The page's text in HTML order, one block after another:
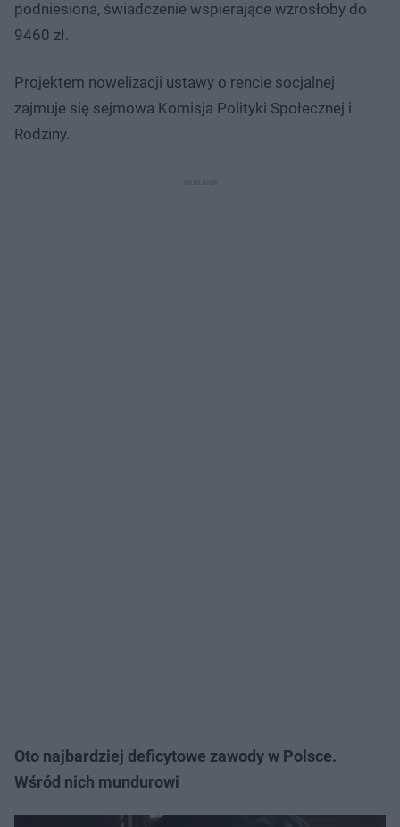
podniesiona, świadczenie wspierające wzrosłoby do
9460 zł.
Projektem nowelizacji ustawy o rencie socjalnej
zajmuje się sejmowa Komisja Polityki Społecznej i
Rodziny.
Oto najbardziej deficytowe zawody w Polsce.
Wśród nich mundurowi